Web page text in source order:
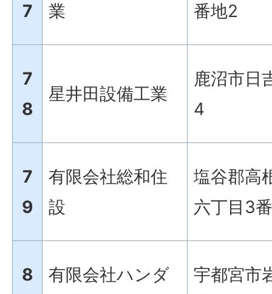
7
業
番地2
7
8
星井田設備工業
鹿沼市日
4
7
9
有限会社総和住
設
塩谷郡高
六丁目3
8
有限会社ハンダ
宇都宮市